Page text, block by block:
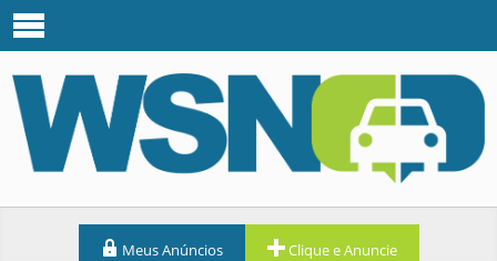
Meus Anúncios Clique e Anuncie